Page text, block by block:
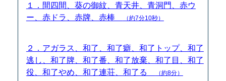
１．間四間、葵の御紋、青天井、青洞門、赤ウ
ー、赤ドラ、赤牌、赤棒
（約7分10秒）
２．アガラス、和了、和了癖、和了トップ、和了
逃し、和了牌、和了番、和了放棄、和了目、和了
役、和了やめ、和了連荘、和了る
（約8分）